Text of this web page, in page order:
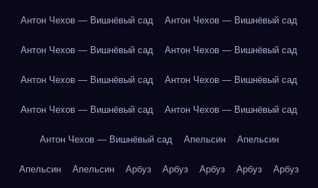
Антон Чехов — Вишнёвый сад Антон Чехов — Вишнёвый сад
Антон Чехов — Вишнёвый сад Антон Чехов — Вишнёвый сад
Антон Чехов — Вишнёвый сад Антон Чехов — Вишнёвый сад
Антон Чехов — Вишнёвый сад Антон Чехов — Вишнёвый сад
Антон Чехов — Вишнёвый сад Апельсин Апельсин
Апельсин Апельсин Арбуз Арбуз Арбуз Арбуз Арбуз